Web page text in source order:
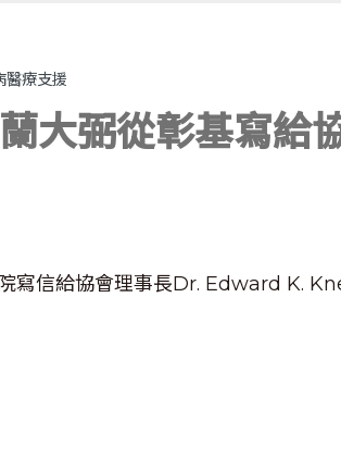
醫療支援
大弼從彰基寫給
院寫信給協會理事長Dr. Edward K.